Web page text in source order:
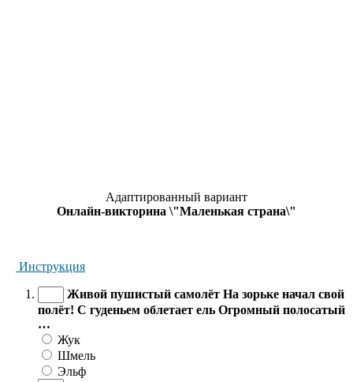
Адаптированный вариант
Онлайн-викторина \"Маленькая страна\"
Инструкция
Живой пушистый самолёт На зорьке начал свой
полёт! С гуденьем облетает ель Огромный полосатый
…
Жук
Шмель
Эльф